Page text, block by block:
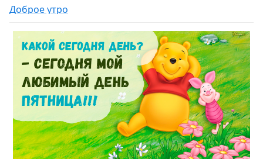
Доброе утро